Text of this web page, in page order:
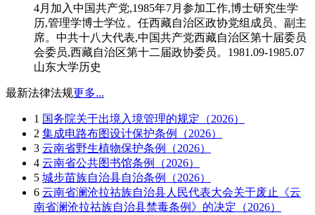
4月加入中国共产党,1985年7月参加工作,博士研究生学
历,管理学博士学位。任西藏自治区政协党组成员、副主
席。中共十八大代表,中国共产党西藏自治区第十届委员
会委员,西藏自治区第十二届政协委员。1981.09-1985.07
山东大学历史
最新法律法规更多...
1 国务院关于出境入境管理的规定（2026）
2 集成电路布图设计保护条例（2026）
3 云南省野生植物保护条例（2026）
4 云南省公共图书馆条例（2026）
5 城步苗族自治县自治条例（2026）
6 云南省澜沧拉祜族自治县人民代表大会关于废止《云
南省澜沧拉祜族自治县禁毒条例》的决定（2026）